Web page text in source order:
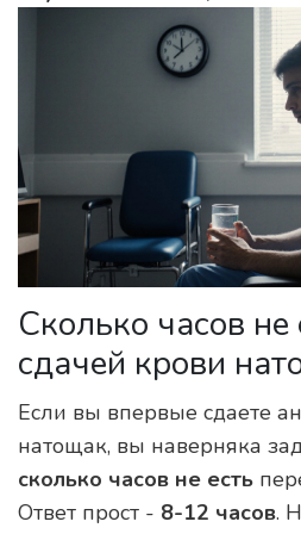
Сколько часов не
сдачей крови
Если вы впервые сдаете
натощак, вы наверняка
сколько часов не есть
Ответ прост - 8-12 часов.